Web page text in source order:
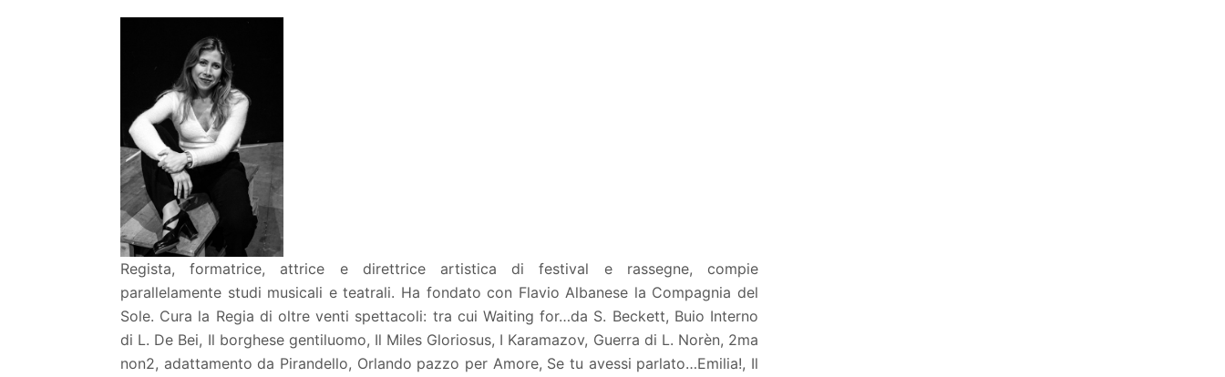
Regista, formatrice, attrice e direttrice artistica di festival e rassegne, compie
parallelamente studi musicali e teatrali. Ha fondato con Flavio Albanese la Compagnia del
Sole. Cura la Regia di oltre venti spettacoli: tra cui Waiting for…da S. Beckett, Buio Interno
di L. De Bei, Il borghese gentiluomo, Il Miles Gloriosus, I Karamazov, Guerra di L. Norèn, 2ma
non2, adattamento da Pirandello, Orlando pazzo per Amore, Se tu avessi parlato…Emilia!, Il